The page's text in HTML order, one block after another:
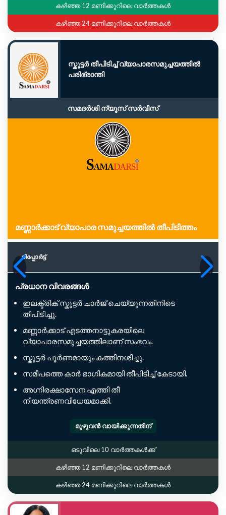
കഴിഞ്ഞ 12 മണിക്കൂറിലെ വാർത്തകൾ
കഴിഞ്ഞ 24 മണിക്കൂറിലെ വാർത്തകൾ
സ്കൂട്ടർ തീപിടിച്ച് വ്യാപാരസമുച്ചയത്തിൽ
പരിഭ്രാന്തി
സമദർശി ന്യൂസ് സർവീസ്
മ​ണ്ണാ​ർ​ക്കാട്​ വ്യാ​പാ​ര സ​മു​ച്ച​യ​ത്തി​ൽ തീ​പി​ടി​ത്തം
റിപ്പോര്‍ട്ട്
പ്രധാന വിവരങ്ങൾ
ഇലക്ട്രിക് സ്കൂട്ടർ ചാർജ് ചെയ്യുന്നതിനിടെ
തീപിടിച്ചു.
മണ്ണാർക്കാട് എടത്തനാട്ടുകരയിലെ
വ്യാപാരസമുച്ചയത്തിലാണ് സംഭവം.
സ്കൂട്ടർ പൂർണമായും കത്തിനശിച്ചു.
സമീപത്തെ കാർ ഭാഗികമായി തീപിടിച്ച് കേടായി.
അഗ്നിരക്ഷാസേന എത്തി തീ
നിയന്ത്രണവിധേയമാക്കി.
മുഴുവൻ വായിക്കുന്നതിന്
ഒടുവിലെ 10 വാർത്തകൾക്ക്
കഴിഞ്ഞ 12 മണിക്കൂറിലെ വാർത്തകൾ
കഴിഞ്ഞ 24 മണിക്കൂറിലെ വാർത്തകൾ